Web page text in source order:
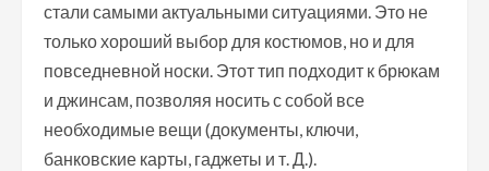
стали самыми актуальными ситуациями. Это не
только хороший выбор для костюмов, но и для
повседневной носки. Этот тип подходит к брюкам
и джинсам, позволяя носить с собой все
необходимые вещи (документы, ключи,
банковские карты, гаджеты и т. Д.).